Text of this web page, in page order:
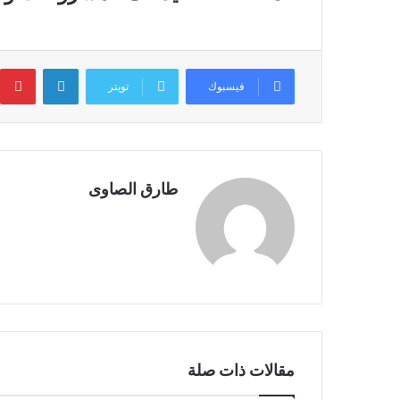
فيسبوك تويتر
لينكدإن
طارق الصاوى
مقالات ذات صلة